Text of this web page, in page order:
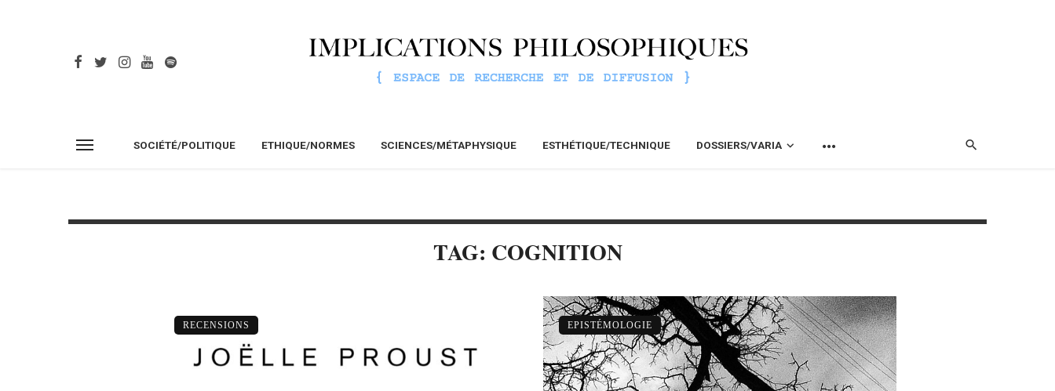
SOCIÉTÉ/POLITIQUE ETHIQUE/NORMES SCIENCES/MÉTAPHYSIQUE ESTHÉTIQUE/TECHNIQUE DOSSIERS/VARIA
TAG: COGNITION
RECENSIONS EPISTÉMOLOGIE